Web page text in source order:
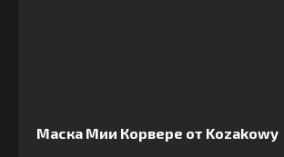
Маска Мии Корвере от Kozakowy